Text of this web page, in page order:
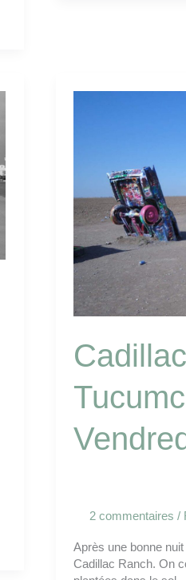
2 commentaires /
Après une bonne
Cadillac Ranch. On
juillet